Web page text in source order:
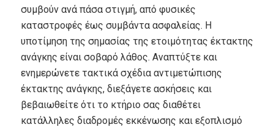
συμβούν ανά πάσα στιγμή, από φυσικές
καταστροφές έως συμβάντα ασφαλείας. Η
υποτίμηση της σημασίας της ετοιμότητας έκτακτης
ανάγκης είναι σοβαρό λάθος. Αναπτύξτε και
ενημερώνετε τακτικά σχέδια αντιμετώπισης
έκτακτης ανάγκης, διεξάγετε ασκήσεις και
βεβαιωθείτε ότι το κτήριο σας διαθέτει
κατάλληλες διαδρομές εκκένωσης και εξοπλισμό